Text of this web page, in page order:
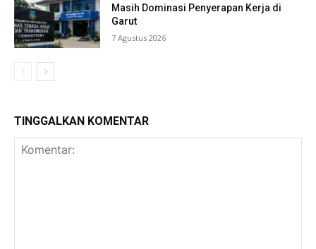
Masih Dominasi Penyerapan Kerja di
Garut
7 Agustus 2026
TINGGALKAN KOMENTAR